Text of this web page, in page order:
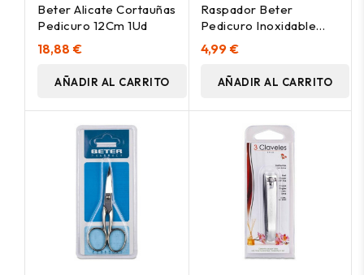
Beter Alicate Cortauñas
Pedicuro 12Cm 1Ud
18,88 €
AÑADIR AL CARRITO
Raspador Beter
Pedicuro Inoxidable
24039
4,99 €
AÑADIR AL CARRITO